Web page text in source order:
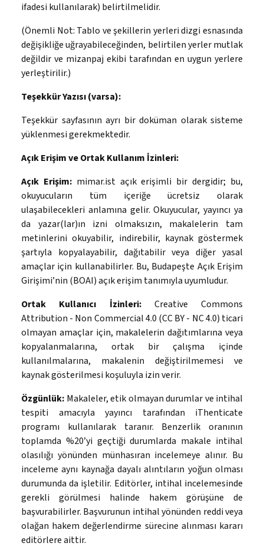
ifadesi kullanılarak) belirtilmelidir.
(Önemli Not: Tablo ve şekillerin yerleri dizgi esnasında
değişikliğe uğrayabileceğinden, belirtilen yerler mutlak
değildir ve mizanpaj ekibi tarafından en uygun yerlere
yerleştirilir.)
Teşekkür Yazısı (varsa):
Teşekkür sayfasının ayrı bir doküman olarak sisteme
yüklenmesi gerekmektedir.
Açık Erişim ve Ortak Kullanım İzinleri:
Açık Erişim:mimar.ist açık erişimli bir dergidir; bu,
okuyucuların tüm içeriğe ücretsiz olarak
ulaşabilecekleri anlamına gelir. Okuyucular, yayıncı ya
da yazar(lar)ın izni olmaksızın, makalelerin tam
metinlerini okuyabilir, indirebilir, kaynak göstermek
şartıyla kopyalayabilir, dağıtabilir veya diğer yasal
amaçlar için kullanabilirler. Bu, Budapeşte Açık Erişim
Girişimi’nin (BOAI) açık erişim tanımıyla uyumludur.
Ortak Kullanıcı İzinleri:Creative Commons
Attribution - Non Commercial 4.0 (CC BY - NC 4.0) ticari
olmayan amaçlar için, makalelerin dağıtımlarına veya
kopyalanmalarına, ortak bir çalışma içinde
kullanılmalarına, makalenin değiştirilmemesi ve
kaynak gösterilmesi koşuluyla izin verir.
Özgünlük: Makaleler, etik olmayan durumlar ve intihal
tespiti amacıyla yayıncı tarafından iThenticate
programı kullanılarak taranır. Benzerlik oranının
toplamda %20’yi geçtiği durumlarda makale intihal
olasılığı yönünden münhasıran incelemeye alınır. Bu
inceleme aynı kaynağa dayalı alıntıların yoğun olması
durumunda da işletilir. Editörler, intihal incelemesinde
gerekli görülmesi halinde hakem görüşüne de
başvurabilirler. Başvurunun intihal yönünden reddi veya
olağan hakem değerlendirme sürecine alınması kararı
editörlere aittir.